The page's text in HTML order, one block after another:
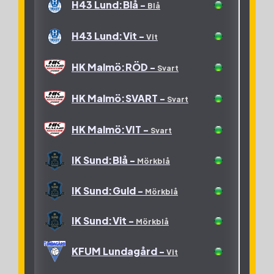
Lödde Vikings:Vatten -
Röd
Grön
OV Helsingborg:svart -
OV Helsingborg:vit -
Grön
Grön
Staffanstorps HK -
Åstorps HF -Orange
H43 Lund:Blå - Blå
H43 Lund:Vit - Vit
HK Malmö:RÖD - Svart
HK Malmö:SVART - Svart
HK Malmö:VIT - Svart
IK Sund:Blå - Mörkblå
IK Sund:Guld - Mörkblå
IK Sund:Vit - Mörkblå
KFUM Lundagård - Vit